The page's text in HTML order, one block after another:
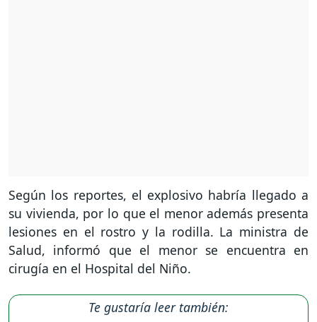
Según los reportes, el explosivo habría llegado a
su vivienda, por lo que el menor además presenta
lesiones en el rostro y la rodilla. La ministra de
Salud, informó que el menor se encuentra en
cirugía en el Hospital del Niño.
Te gustaría leer también: